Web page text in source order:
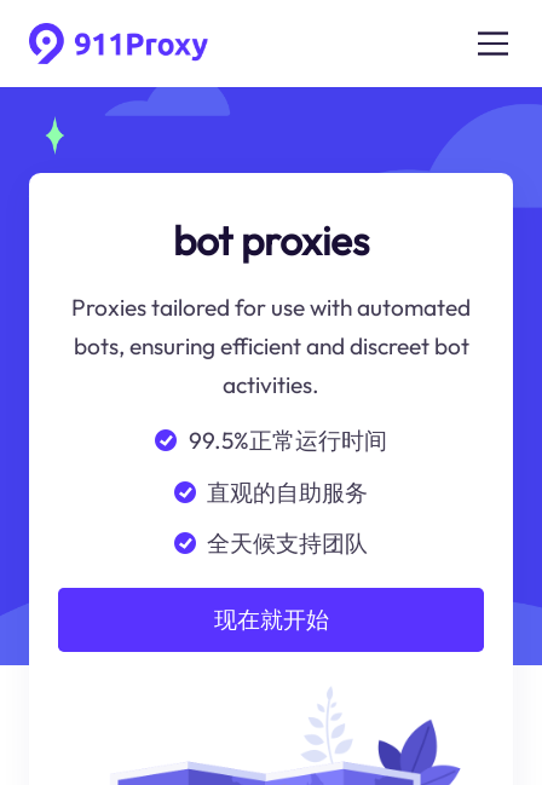
bot proxies
Proxies tailored for use with automated
bots, ensuring efficient and discreet bot
activities.
99.5%正常运行时间
直观的自助服务
全天候支持团队
现在就开始